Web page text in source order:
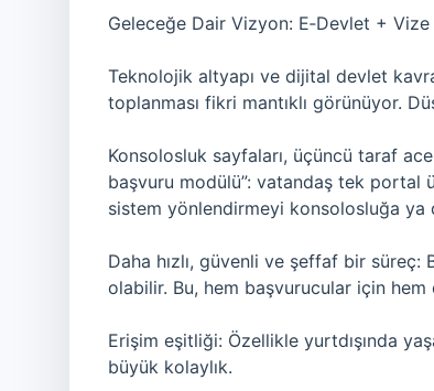
Geleceğe Dair Vizyon: E‑Devlet +
Teknolojik altyapı ve dijital devlet
toplanması fikri mantıklı görünüyor.
Konsolosluk sayfaları, üçüncü taraf
başvuru modülü”: vatandaş tek portal
sistem yönlendirmeyi konsolosluğa ya
Daha hızlı, güvenli ve şeffaf bir
olabilir. Bu, hem başvurucular için
Erişim eşitliği: Özellikle yurtdışında
büyük kolaylık.